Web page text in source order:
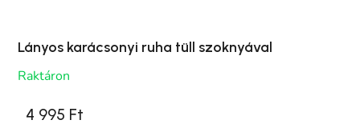
Lányos karácsonyi ruha tüll szoknyával
Raktáron
4 995 Ft